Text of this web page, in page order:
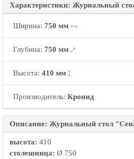
Характеристики: Журнальный
Ширина: 750 мм
Глубина: 750 мм
Высота: 410 мм
Производитель: Кронид
Описание: Журнальный стол
высота: 410
столешница: Ø 750